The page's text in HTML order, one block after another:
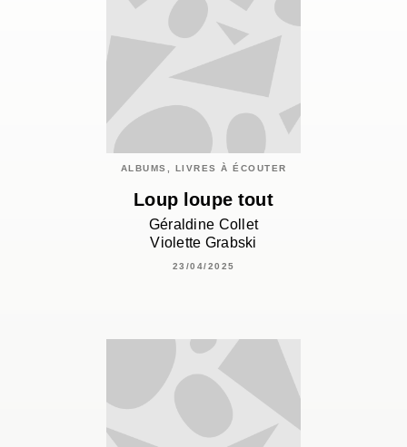
ALBUMS, LIVRES À ÉCOUTER
Loup loupe tout
Géraldine Collet
Violette Grabski
23/04/2025